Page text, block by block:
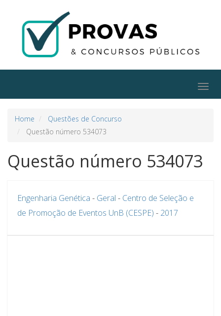
Home
Questões de Concurso
Questão número 534073
Questão número 534073
Engenharia Genética - Geral - Centro de Seleção e
de Promoção de Eventos UnB (CESPE) - 2017